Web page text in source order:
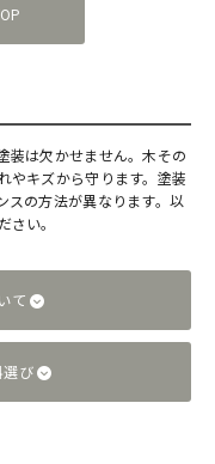
装は欠かせません。木その
やキズから守ります。塗装
スの方法が異なります。以
い。
て
選び